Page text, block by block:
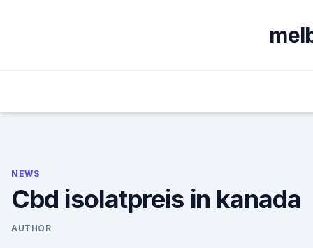
NEWS
Cbd isolatpreis in kanada
AUTHOR